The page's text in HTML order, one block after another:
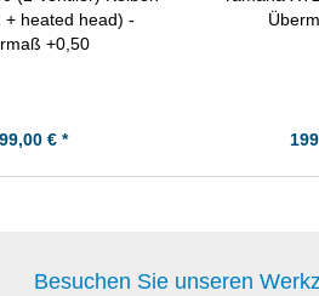
+ heated head) -
+0,50
€ *
Besuchen Sie unseren